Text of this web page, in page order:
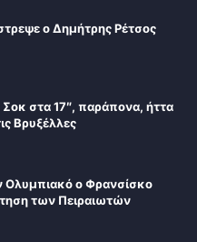
ο Δημήτρης Ρέτσος
στα 17″, παράπονα, ήττα
Βρυξέλλες
Ολυμπιακό ο Φρανσίσκο
των Πειραιωτών